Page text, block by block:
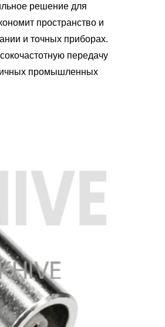
решение для
пространство и
и точных приборах.
передачу
промышленных